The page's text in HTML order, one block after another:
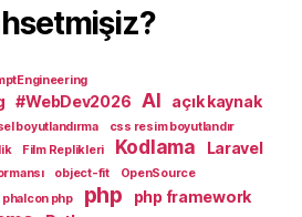
#WebDev2026 AI açık kaynak
boyutlandırma
css resim boyutlandır
Film Replikleri Kodlama Laravel
object-fit
OpenSource
phalcon php php php framework